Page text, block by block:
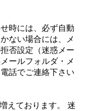
時には、必ず自動
ない場合には、メ
否設定（迷惑メー
ールフォルダ・メ
話でご連絡下さい
えております。 迷